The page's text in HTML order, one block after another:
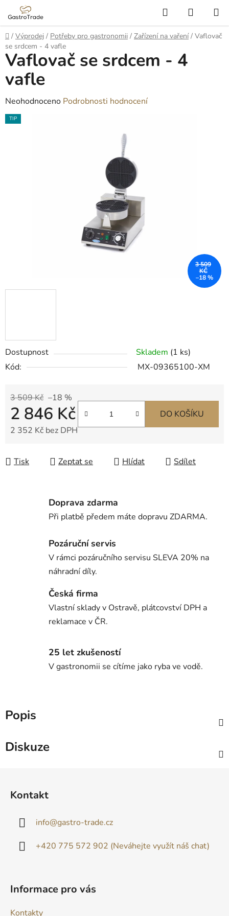
obsah
Hledat
KOŠÍK
Domů
/ Výprodej / Potřeby pro gastronomii / Zařízení na vaření / Vaflovač
se srdcem - 4 vafle
Dostupnost Skladem (1 ks)
Kód:
MX-09365100-XM
3 509 Kč –18 %
2 846 Kč
2 352 Kč bez DPH
DO KOŠÍKU
Tisk Zeptat se Hlídat Sdílet
Vaflovač se srdcem - 4
vafle
Průměrné
hodnocení
Neohodnoceno Podrobnosti hodnocení
TIP
3 509
KČ
–18 %
Doprava zdarma
Při platbě předem máte dopravu ZDARMA.
Pozáruční servis
V rámci pozáručního servisu SLEVA 20% na
náhradní díly.
Česká firma
Vlastní sklady v Ostravě, plátcovství DPH a
reklamace v ČR.
25 let zkušeností
V gastronomii se cítíme jako ryba ve vodě.
Popis
Diskuze
Kontakt
info@gastro-trade.cz
+420 775 572 902 (Neváhejte využít náš chat)
Informace pro vás
Kontakty